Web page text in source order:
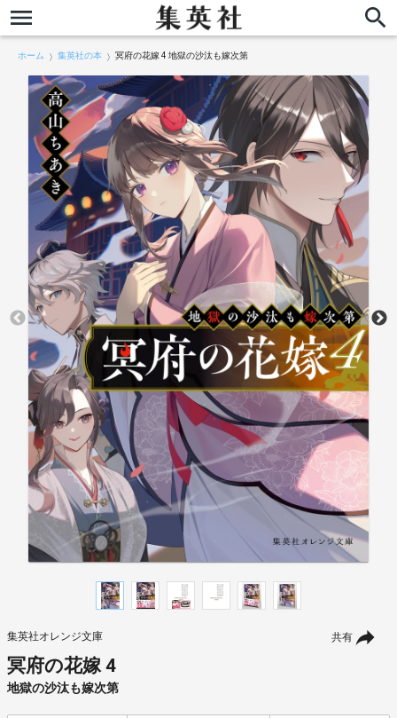
ホーム 集英社の本 冥府の花嫁 4 地獄の沙汰も嫁次第
共有
集英社オレンジ文庫
冥府の花嫁 4
地獄の沙汰も嫁次第